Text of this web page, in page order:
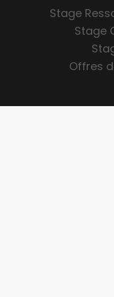
Stage
Stage
Offres